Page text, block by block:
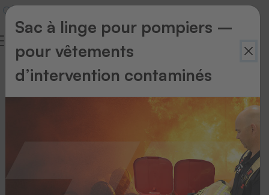
Retour
Sac à linge pour pompiers –
pour vêtements
d’intervention contaminés